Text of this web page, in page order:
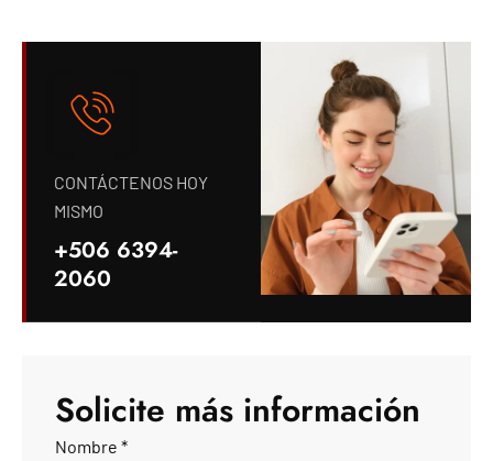
CONTÁCTENOS HOY
MISMO
+506 6394-
2060
Solicite más información
Nombre *